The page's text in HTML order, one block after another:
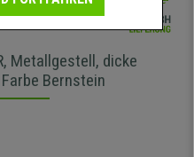
Metallgestell, dicke
Bernstein